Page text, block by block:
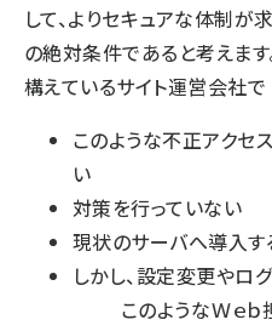
して、よりセキュアな体制が
の絶対条件であると考えま
構えているサイト運営会社で
このような不正アクセ
い
対策を行っていない
現状のサーバへ導入
しかし、設定変更やロ
このようなＷｅ